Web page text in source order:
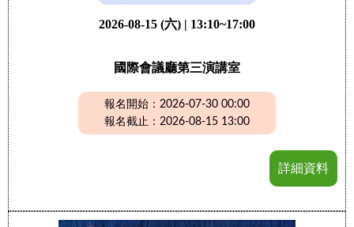
2026-08-15 (六) | 13:10~17:00
國際會議廳第三演講室
報名開始：2026-07-30 00:00
報名截止：2026-08-15 13:00
詳細資料